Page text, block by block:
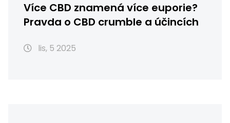
Více CBD znamená více euporie?
Pravda o CBD crumble a účincích
lis, 5 2025